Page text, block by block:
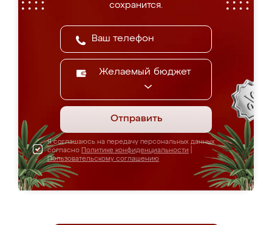
сохранится.
Желаемый бюджет
Отправить
Я соглашаюсь на передачу персональных данных
согласно Политике конфиденциальности
Пользовательскому соглашению